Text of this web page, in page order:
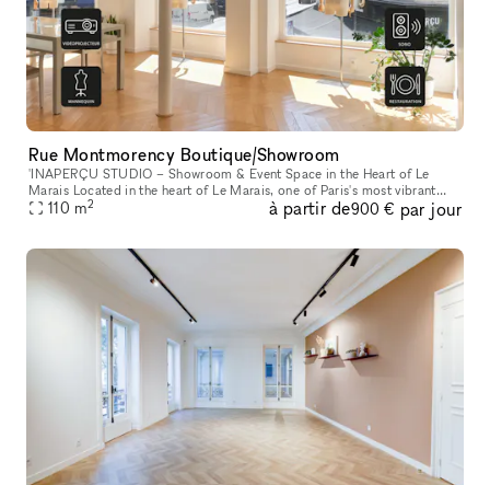
Rue Montmorency Boutique/Showroom
'INAPERÇU STUDIO – Showroom & Event Space in the Heart of Le
Marais Located in the heart of Le Marais, one of Paris's most vibrant
and sought-after neighborhoods, L'INAPERÇU STUDIO is a versatile ve
110 m2 à partir de900 € par jour